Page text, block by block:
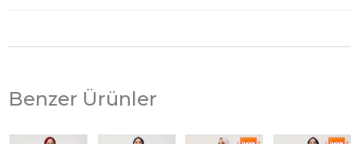
Benzer Ürünler